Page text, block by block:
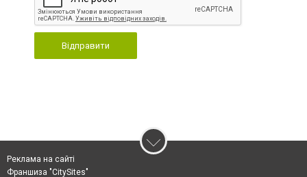
Відправити
Реклама на сайті
Франшиза "CitySites"